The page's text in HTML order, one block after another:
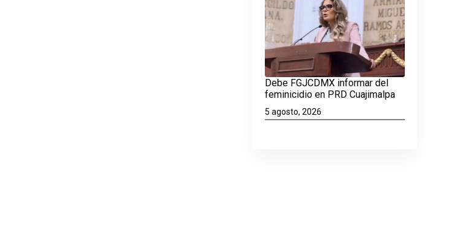
Debe FGJCDMX informar del
feminicidio en PRD Cuajimalpa
5 agosto, 2026